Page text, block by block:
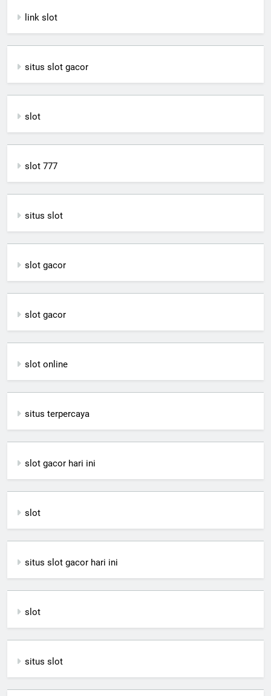
link slot
situs slot gacor
slot
slot 777
situs slot
slot gacor
slot gacor
slot online
situs terpercaya
slot gacor hari ini
slot
situs slot gacor hari ini
slot
situs slot